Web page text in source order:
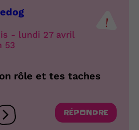
- lundi 27 avril
53
rôle et tes taches
Ouvrir les réactions
RÉPONDRE